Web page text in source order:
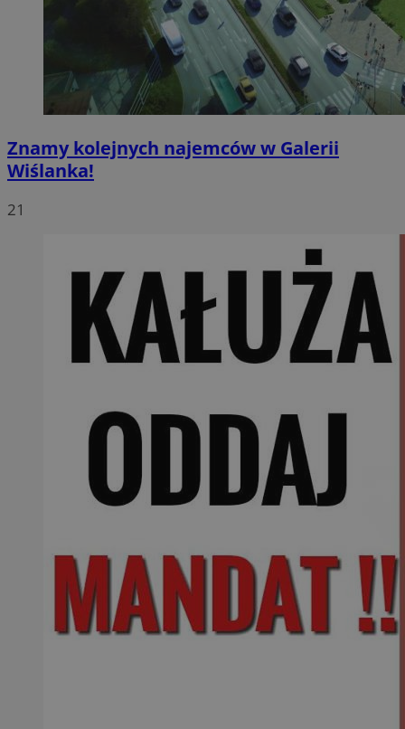
Znamy kolejnych najemców w Galerii
Wiślanka!
21